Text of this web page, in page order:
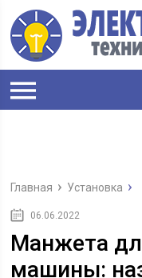
Главная Установка
06.06.2022
Манжета
машины: